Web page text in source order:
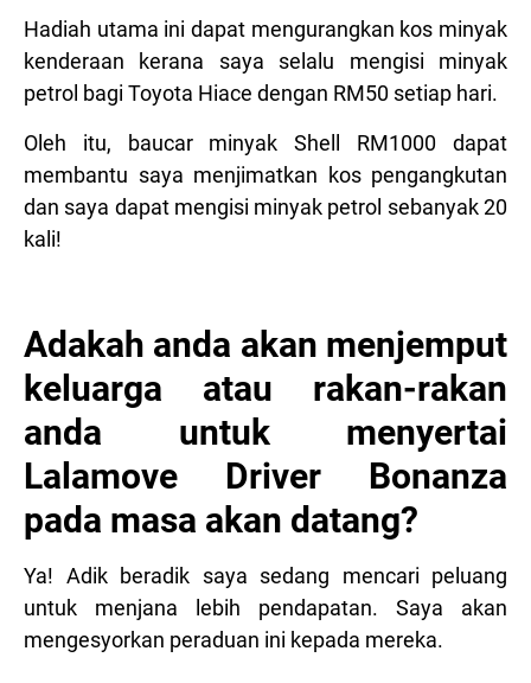
Hadiah utama ini dapat mengurangkan kos minyak
kenderaan kerana saya selalu mengisi minyak
petrol bagi Toyota Hiace dengan RM50 setiap hari.
Oleh itu, baucar minyak Shell RM1000 dapat
membantu saya menjimatkan kos pengangkutan
dan saya dapat mengisi minyak petrol sebanyak 20
kali!
Adakah anda akan menjemput
keluarga atau rakan-rakan
anda untuk menyertai
Lalamove Driver Bonanza
pada masa akan datang?
Ya! Adik beradik saya sedang mencari peluang
untuk menjana lebih pendapatan. Saya akan
mengesyorkan peraduan ini kepada mereka.